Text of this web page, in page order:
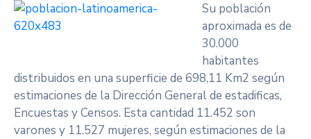
Su población
aproximada es de
30.000
habitantes
distribuidos en una superficie de 698,11 Km2 según
estimaciones de la Dirección General de estadificas,
Encuestas y Censos. Esta cantidad 11.452 son
varones y 11.527 mujeres, según estimaciones de la